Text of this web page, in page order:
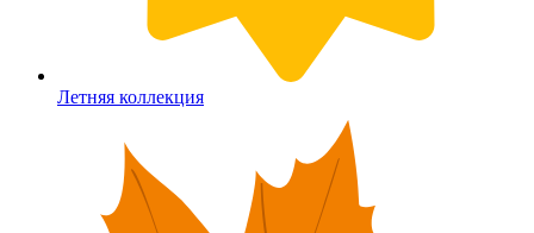
Летняя коллекция